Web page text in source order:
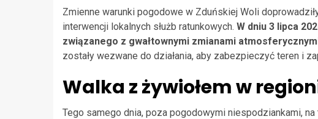
Zmienne warunki pogodowe w Zduńskiej Woli
interwencji lokalnych służb ratunkowych. W dniu 3 lipca
związanego z gwałtownymi zmianami
zostały wezwane do działania, aby zabezpieczyć teren i
Walka z żywiołem w
Tego samego dnia, poza pogodowymi niespodziankami, na